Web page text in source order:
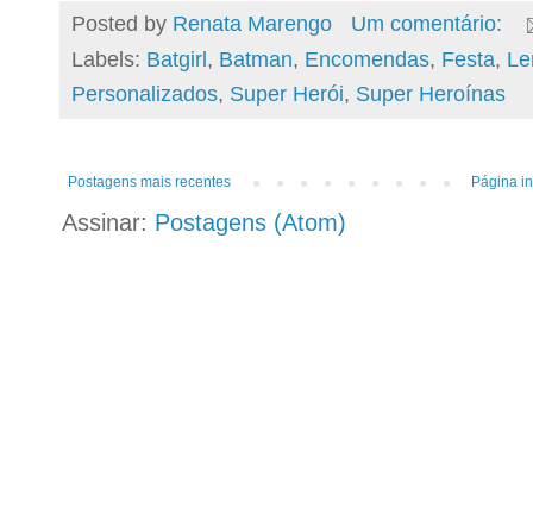
Posted by Renata Marengo
Um comentário:
Labels: Batgirl , Batman, Encomendas, Festa,
Personalizados, Super Herói, Super Heroínas
Postagens mais recentes Página
Assinar: Postagens (Atom)